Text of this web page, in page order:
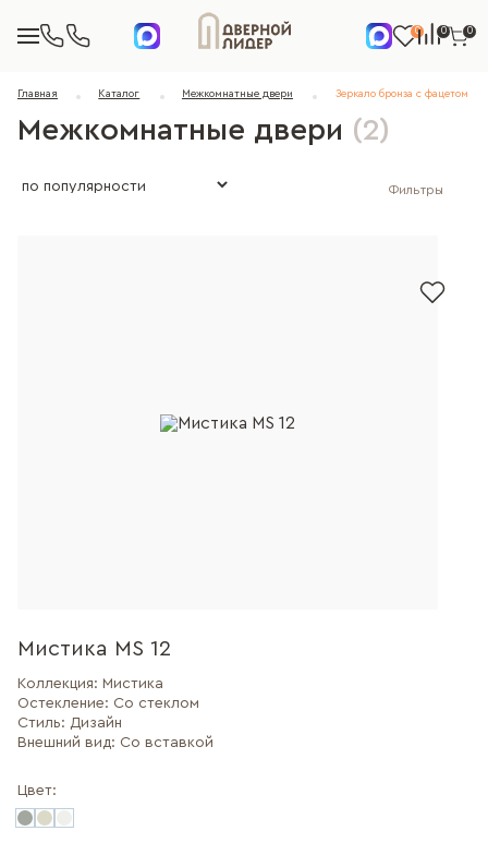
0 0 0
Главная Каталог Межкомнатные двери Зеркало бронза с фацетом
Межкомнатные двери (2)
Фильтры
Мистика MS 12
Коллекция: Мистика
Остекление: Со стеклом
Стиль: Дизайн
Внешний вид: Со вставкой
Цвет: